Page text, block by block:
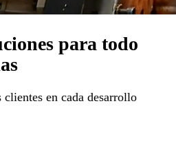
para todo
en cada desarrollo